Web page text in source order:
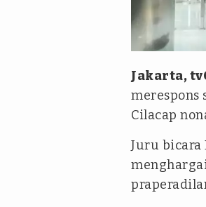
Jakarta,
merespons
Cilacap
Juru bicara